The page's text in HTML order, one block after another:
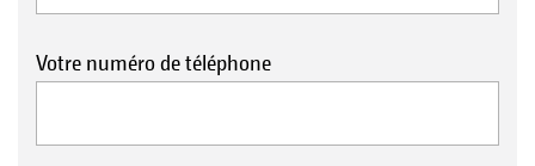
Votre numéro de téléphone